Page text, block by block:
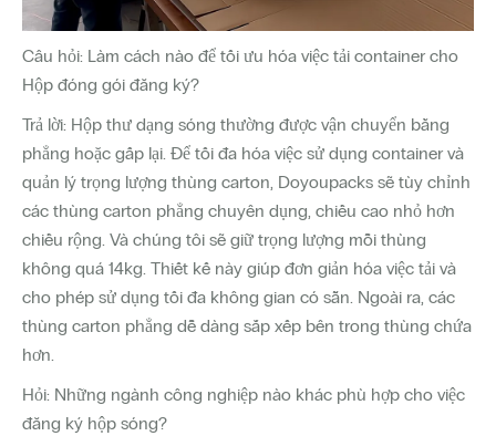
Câu hỏi: Làm cách nào để tối ưu hóa việc tải container cho
Hộp đóng gói đăng ký?
Trả lời: Hộp thư dạng sóng thường được vận chuyển bằng
phẳng hoặc gấp lại. Để tối đa hóa việc sử dụng container và
quản lý trọng lượng thùng carton, Doyoupacks sẽ tùy chỉnh
các thùng carton phẳng chuyên dụng, chiều cao nhỏ hơn
chiều rộng. Và chúng tôi sẽ giữ trọng lượng mỗi thùng
không quá 14kg. Thiết kế này giúp đơn giản hóa việc tải và
cho phép sử dụng tối đa không gian có sẵn. Ngoài ra, các
thùng carton phẳng dễ dàng sắp xếp bên trong thùng chứa
hơn.
Hỏi: Những ngành công nghiệp nào khác phù hợp cho việc
đăng ký hộp sóng?